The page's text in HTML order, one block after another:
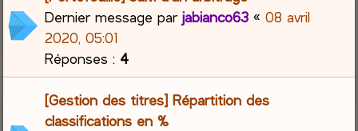
Dernier message parjabianco63 «08 avril
2020, 05:01
Réponses : 4
[Gestion des titres] Répartition des
classifications en %